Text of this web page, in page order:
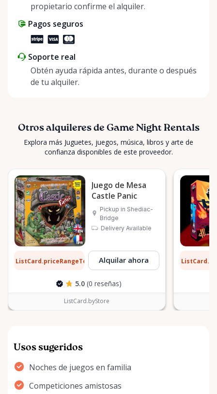
propietario confirme el alquiler.
Pagos seguros
Soporte real
Obtén ayuda rápida antes, durante o después
de tu alquiler.
Otros alquileres de Game Night Rentals
Explora más Juguetes, juegos, música, libros y arte de
confianza disponibles de este proveedor.
Juego de Mesa
Castle Panic
Pickup in Shediac-
Bridge
Delivery Available
ListCard.priceRangeTo por díaAlquilar ahora
5.0 (0 reseñas)
ListCard.byStore
Usos sugeridos
Noches de juegos en familia
Competiciones amistosas